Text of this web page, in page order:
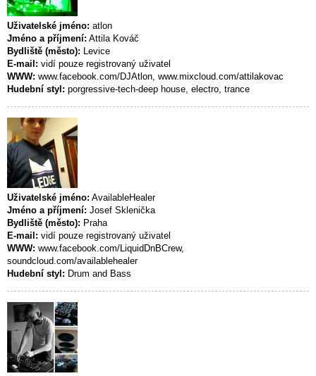
Uživatelské jméno: atlon
Jméno a příjmení: Attila Kováč
Bydliště (město): Levice
E-mail: vidí pouze registrovaný uživatel
WWW: www.facebook.com/DJAtlon, www.mixcloud.com/attilakovac
Hudební styl: porgressive-tech-deep house, electro, trance
Uživatelské jméno: AvailableHealer
Jméno a příjmení: Josef Sklenička
Bydliště (město): Praha
E-mail: vidí pouze registrovaný uživatel
WWW: www.facebook.com/LiquidDnBCrew,
soundcloud.com/availablehealer
Hudební styl: Drum and Bass